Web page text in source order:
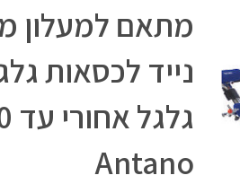
מתאם למעלון
נייד לכסאות
Antano